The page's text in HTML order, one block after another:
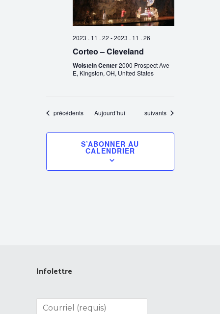
2023 . 11 . 22 -2023 . 11 . 26
Corteo – Cleveland
Wolstein Center2000 Prospect Ave
E, Kingston, OH, United States
Évènements
précédents Aujourd’hui Évènements
suivants
S’ABONNER AU
CALENDRIER
Infolettre